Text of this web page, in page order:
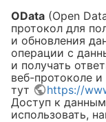
OData (Open
протокол для
и обновления
операции с
и получать
веб-протоколе
тут
https://
Доступ к
использовать,